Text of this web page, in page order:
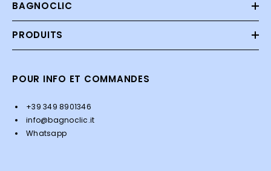
BAGNOCLIC
PRODUITS
POUR INFO ET COMMANDES
+39 349 8901346
info@bagnoclic.it
Whatsapp